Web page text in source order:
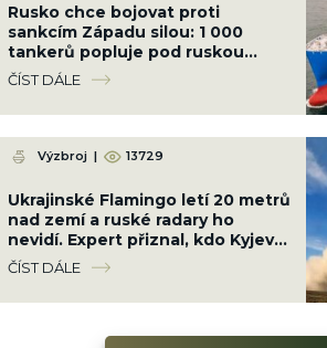
Rusko chce bojovat proti
sankcím Západu silou: 1 000
tankerů popluje pod ruskou
vlajkou, chránit je budou
ozbrojenci námořnictva
ČÍST DÁLE
Výzbroj | 13729
Ukrajinské Flamingo letí 20 metrů
nad zemí a ruské radary ho
nevidí. Expert přiznal, kdo Kyjevu
pomáhá s naváděním
ČÍST DÁLE